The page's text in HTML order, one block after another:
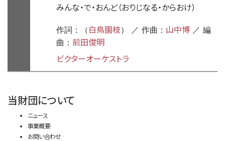
みんな・で・おんど（おりじなる・からおけ）
作詞：（ 白鳥園枝） ／ 作曲： 山中博 ／ 編
曲： 前田俊明
ビクターオーケストラ
当財団について
ニュース
事業概要
お問い合わせ